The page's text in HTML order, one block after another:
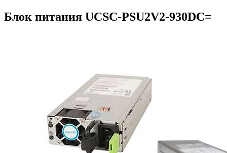
Блок питания UCSC-PSU2V2-930DC=